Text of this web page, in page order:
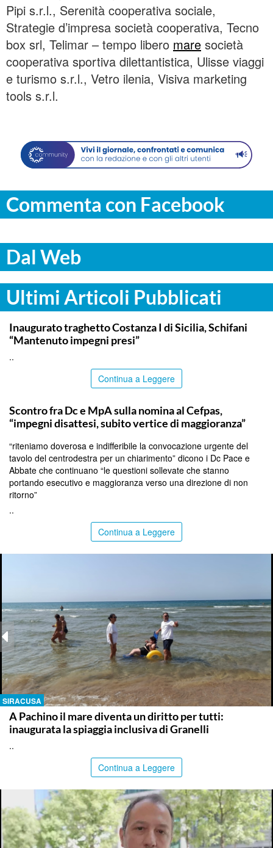
Pipi s.r.l., Serenità cooperativa sociale,
Strategie d’impresa società cooperativa, Tecno
box srl, Telimar – tempo libero mare società
cooperativa sportiva dilettantistica, Ulisse viaggi
e turismo s.r.l., Vetro ilenia, Visiva marketing
tools s.r.l.
Commenta con Facebook
Dal Web
Ultimi Articoli Pubblicati
ITALPRESS
Inaugurato traghetto Costanza I di Sicilia, Schifani
“Mantenuto impegni presi”
..
Continua a Leggere
Scontro fra Dc e MpA sulla nomina al Cefpas,
“impegni disattesi, subito vertice di maggioranza”
“riteniamo doverosa e indifferibile la convocazione urgente del
tavolo del centrodestra per un chiarimento” dicono i Dc Pace e
Abbate che continuano “le questioni sollevate che stanno
portando esecutivo e maggioranza verso una direzione di non
ritorno”
..
Continua a Leggere
SIRACUSA
A Pachino il mare diventa un diritto per tutti:
inaugurata la spiaggia inclusiva di Granelli
..
Continua a Leggere